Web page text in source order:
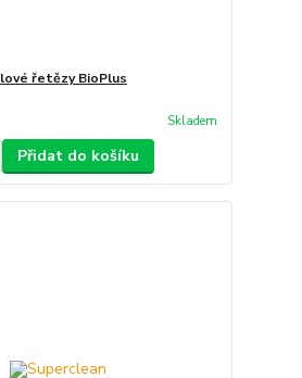
řetězy BioPlus
Skladem
Přidat do košíku